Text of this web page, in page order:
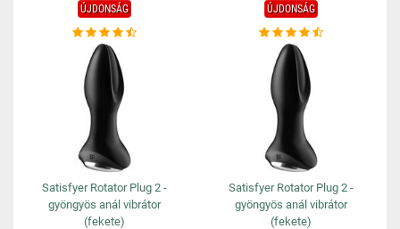
ÚJDONSÁG
Satisfyer Rotator Plug 2 -
gyöngyös anál vibrátor
(fekete)
ÚJDONSÁG
Satisfyer Rotator Plug 2 -
gyöngyös anál vibrátor
(fekete)